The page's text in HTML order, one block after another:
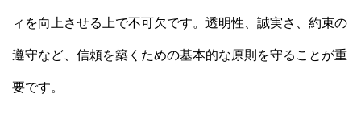
ィを向上させる上で不可欠です。透明性、誠実さ、約束の
遵守など、信頼を築くための基本的な原則を守ることが重
要です。